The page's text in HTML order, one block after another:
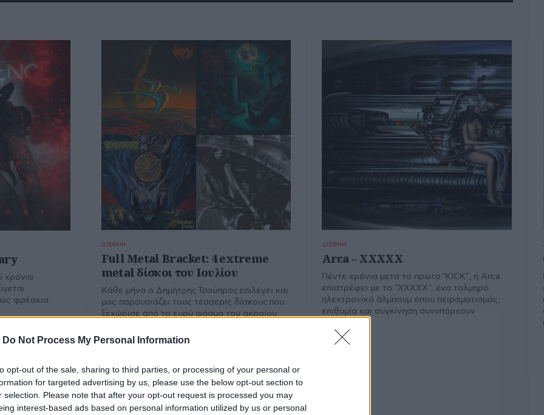
Do Not Process My Personal Information
opt-out of the sale, sharing to third parties, or processing of your personal or
for targeted advertising by us, please use the below opt-out section to
selection. Please note that after your opt-out request is processed you may
interest-based ads based on personal information utilized by us or personal
χρόνια
φρέσκια.
ΔΙΕΘΝΗ
Full Metal Bracket: 4 extreme
metal δίσκοι του Ιουλίου
Κάθε μήνα ο Δημήτρης Τσούπρος επιλέγει και
μας παρουσιάζει τους τέσσερις δίσκους που
ξεχώρισε από το ευρύ φάσμα του ακραίου
ΔΙΕΘΝΗ
Arca – XXXXX
Πέντε χρόνια μετά το πρώτο "KICK", η Arca
επιστρέφει με το "XXXXX", ένα τολμηρό
ηλεκτρονικό άλμπουμ όπου πειραματισμός,
επιθυμία και συγκίνηση συνυπάρχουν